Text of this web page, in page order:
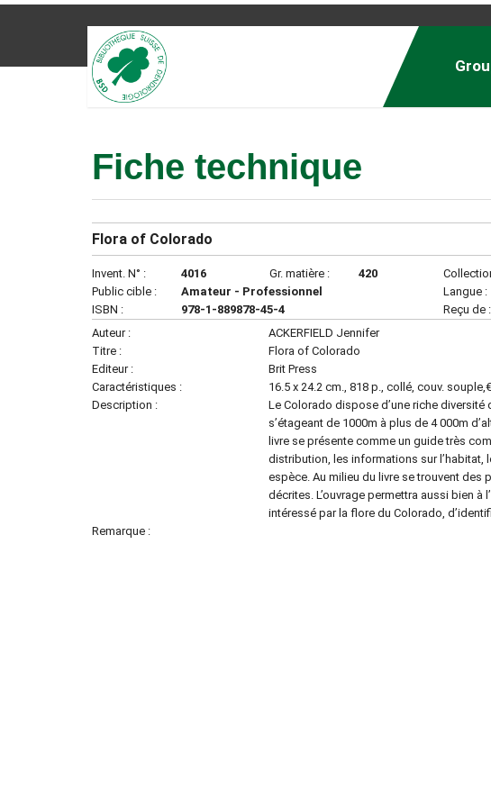
Fiche technique
Flora of Colorado
Invent. N° : 4016 Gr. matière :
420
Public cible :
Amateur - Professionnel
ISBN :
978-1-889878-45-4
Langue :
Reçu de :
Auteur :
ACKERFIELD Jennifer
Titre :
Flora of Colorado
Editeur :
Brit Press
Caractéristiques :
16.5 x 24.2 cm., 818 p., collé, couv.
Description :
Le Colorado dispose d’une riche
s’étageant de 1000m à plus de 4 000m
livre se présente comme un guide très
distribution, les informations sur l’habitat,
espèce. Au milieu du livre se trouvent
décrites. L’ouvrage permettra aussi bien
intéressé par la flore du Colorado,
Remarque :